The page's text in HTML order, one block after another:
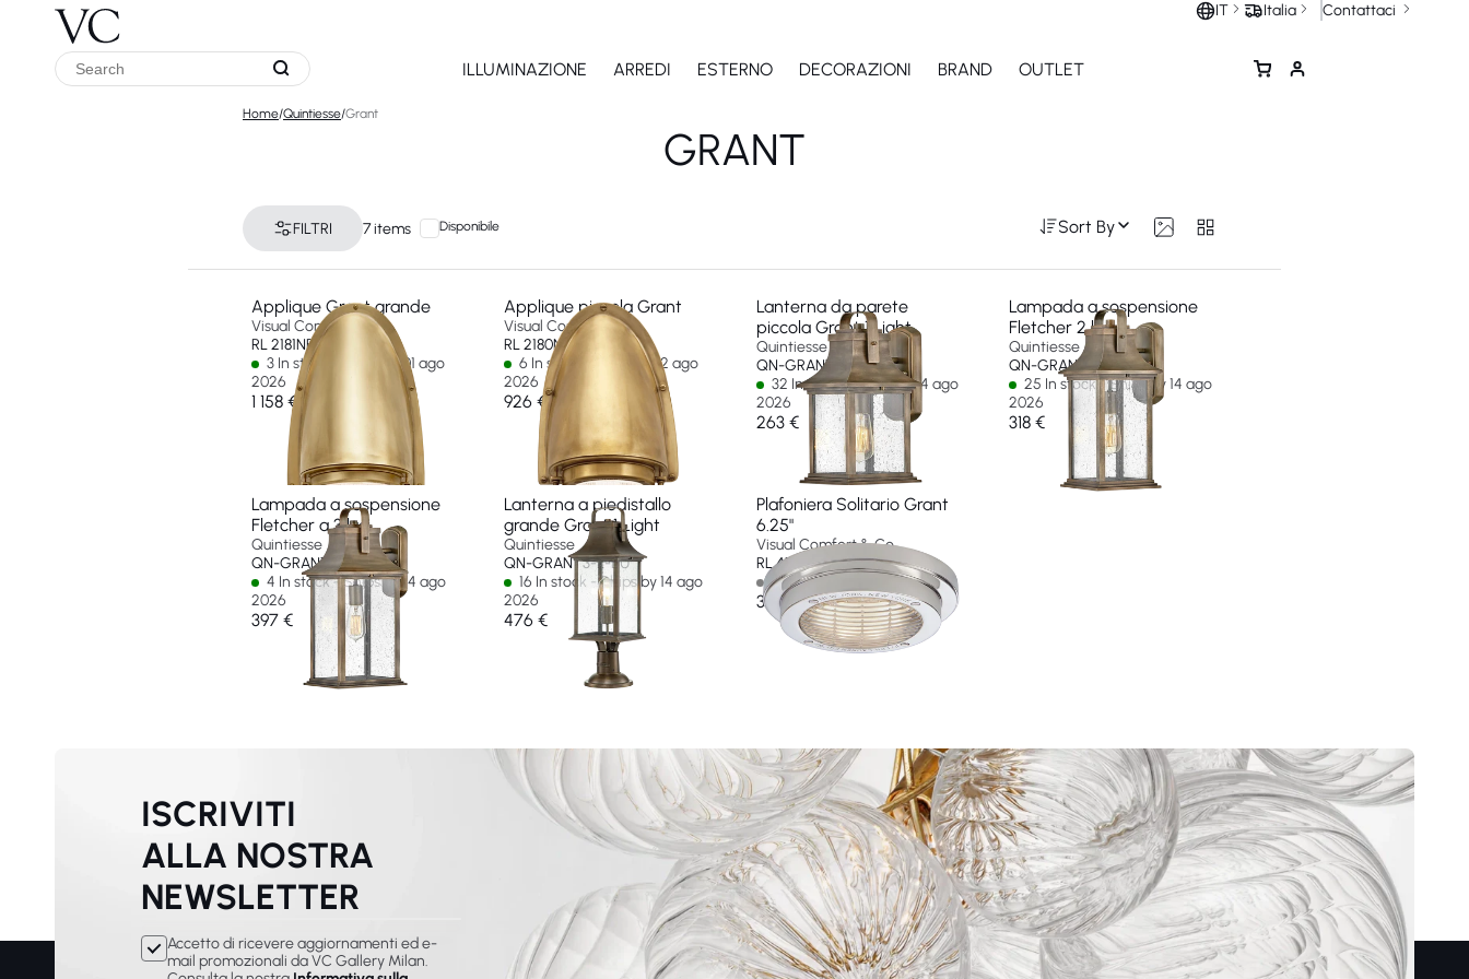
IT Italia Contattaci
ILLUMINAZIONE ARREDI ESTERNO DECORAZIONI BRAND OUTLET
Home/Quintiesse/Grant
GRANT
FILTRI 7 items Disponibile Sort By
Applique Grant grande
Visual Comfort & Co
RL 2181NB-EU
3 In stock - Ships by 01 ago
2026
1 158 €
Applique piccola Grant
Visual Comfort & Co
RL 2180NB-EU
6 In stock - Ships by 12 ago
2026
926 €
Lanterna da parete
piccola Grant 1 Light
Quintiesse
QN-GRANT-S-BU
32 In stock - Ships by 14 ago
2026
263 €
Lampada a sospensione
Fletcher 2 luci
Quintiesse
QN-GRANT-M-BU
25 In stock - Ships by 14 ago
2026
318 €
Lampada a sospensione
Fletcher a 3 luci
Quintiesse
QN-GRANT-L-BU
4 In stock - Ships by 14 ago
2026
397 €
Lanterna a piedistallo
grande Grant 1 Light
Quintiesse
QN-GRANT3-L-BU
16 In stock - Ships by 14 ago
2026
476 €
Plafoniera Solitario Grant
6.25"
Visual Comfort & Co
RL 4128PN-EU
Non disponibile
312 €
ISCRIVITI
ALLA NOSTRA
NEWSLETTER
Accetto di ricevere aggiornamenti ed e-
mail promozionali da VC Gallery Milan.